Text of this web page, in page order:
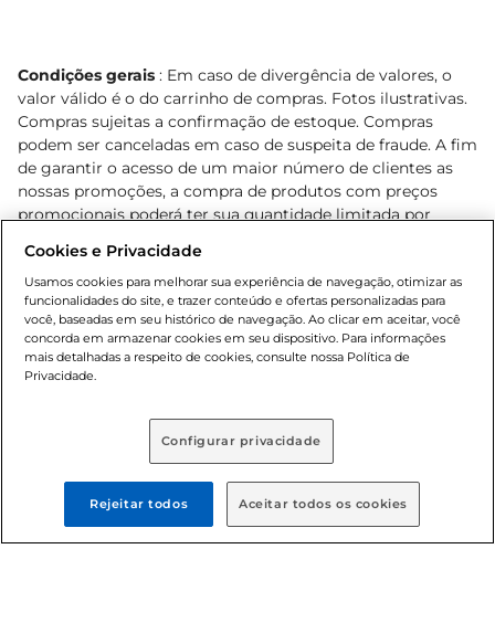
Condições gerais : Em caso de divergência de valores, o
valor válido é o do carrinho de compras. Fotos ilustrativas.
Compras sujeitas a confirmação de estoque. Compras
podem ser canceladas em caso de suspeita de fraude. A fim
de garantir o acesso de um maior número de clientes as
nossas promoções, a compra de produtos com preços
promocionais poderá ter sua quantidade limitada por
o e-commerce e válidos durante o dia de hoje, podendo
sofrer alterações sem prévia notificação. Proibida a venda
de bebidas alcoólicas para menores de 18 anos, conforme
Lei n.º 8069/90, art. 81, inciso II (Estatuto da Criança e do
Adolescente). Preços e condições exclusivos para o
www.bretas.com.br
© 2025 Copyright. Todos os direitos
reservados Bretas.
Cookies e Privacidade
Usamos cookies para melhorar sua experiência de navegação, otimizar as
funcionalidades do site, e trazer conteúdo e ofertas personalizadas para
você, baseadas em seu histórico de navegação. Ao clicar em aceitar, você
concorda em armazenar cookies em seu dispositivo. Para informações
mais detalhadas a respeito de cookies, consulte nossa Política de
Privacidade.
Configurar privacidade
Rejeitar todos Aceitar todos os cookies